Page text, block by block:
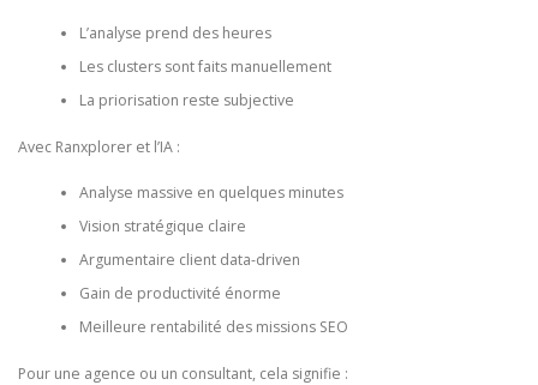
L’analyse prend des heures
Les clusters sont faits manuellement
La priorisation reste subjective
Avec Ranxplorer et l’IA :
Analyse massive en quelques minutes
Vision stratégique claire
Argumentaire client data-driven
Gain de productivité énorme
Meilleure rentabilité des missions SEO
Pour une agence ou un consultant, cela signifie :